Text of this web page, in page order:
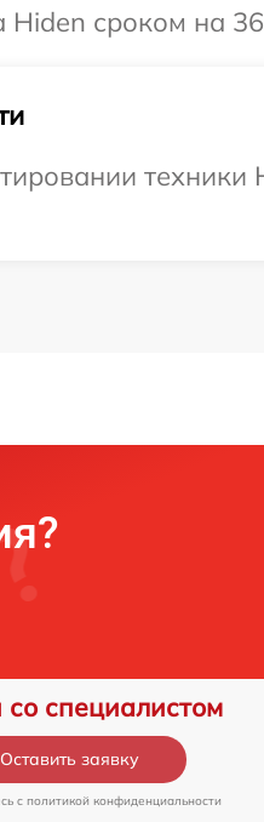
Hiden сроком на
техники
со специалистом
Оставить заявку
c политикой конфиденциальности